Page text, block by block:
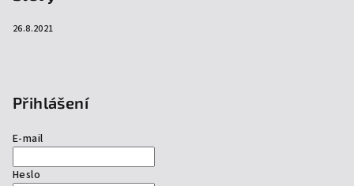
26.8.2021
Přihlášení
E-mail
Heslo